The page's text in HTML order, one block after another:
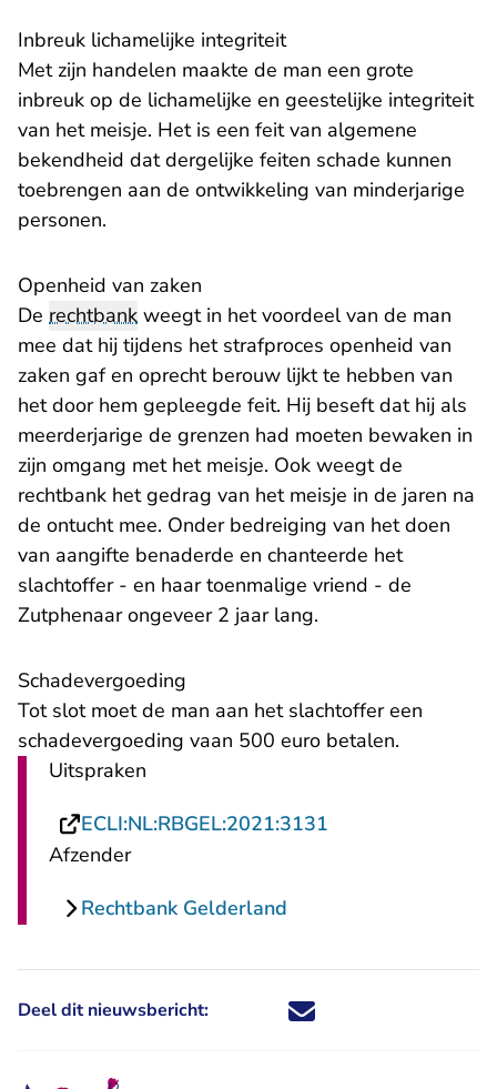
Inbreuk lichamelijke integriteit
Met zijn handelen maakte de man een grote
inbreuk op de lichamelijke en geestelijke integriteit
van het meisje. Het is een feit van algemene
bekendheid dat dergelijke feiten schade kunnen
toebrengen aan de ontwikkeling van minderjarige
personen.
Openheid van zaken
De rechtbank weegt in het voordeel van de man
mee dat hij tijdens het strafproces openheid van
zaken gaf en oprecht berouw lijkt te hebben van
het door hem gepleegde feit. Hij beseft dat hij als
meerderjarige de grenzen had moeten bewaken in
zijn omgang met het meisje. Ook weegt de
rechtbank het gedrag van het meisje in de jaren na
de ontucht mee. Onder bedreiging van het doen
van aangifte benaderde en chanteerde het
slachtoffer - en haar toenmalige vriend - de
Zutphenaar ongeveer 2 jaar lang.
Schadevergoeding
Tot slot moet de man aan het slachtoffer een
schadevergoeding vaan 500 euro betalen.
Uitspraken
ECLI:NL:RBGEL:2021:3131
Afzender
Rechtbank Gelderland
Deel dit nieuwsbericht: Deel dit nieuwsbericht via X -
Deel dit nieuwsbericht via
Deel dit nieuwsbericht
Deel dit